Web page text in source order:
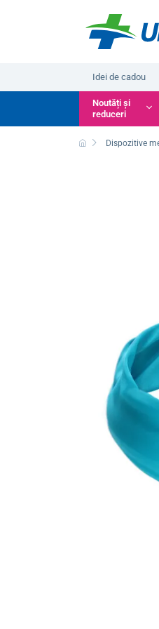
Idei de cadou
Noutăți și
reduceri
Dispozitive